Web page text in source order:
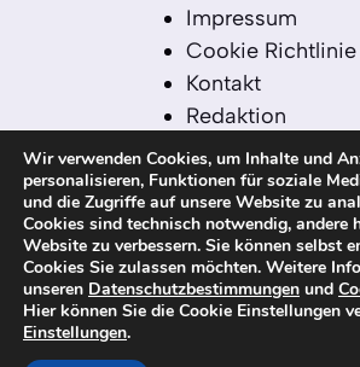
Impressum
Cookie Richtlinie
Kontakt
Redaktion
Redaktionelle
Sitemap
Einsatz von KI in
Redaktion
© 2026 kanaren-
Wir verwenden Cookies, um Inhalte und
personalisieren, Funktionen für soziale
und die Zugriffe auf unsere Website zu
Cookies sind technisch notwendig, andere
Website zu verbessern. Sie können selbst
Cookies Sie zulassen möchten. Weitere
unseren Datenschutzbestimmungen und
Hier können Sie die Cookie Einstellungen
Einstellungen.